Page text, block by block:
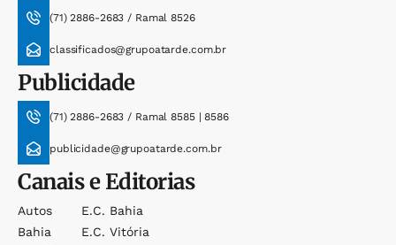
(71) 2886-2683 / Ramal 8526
classificados@grupoatarde.com.br
Publicidade
(71) 2886-2683 / Ramal 8585 | 8586
publicidade@grupoatarde.com.br
Canais e Editorias
Autos
Bahia
E.c. Bahia
E.c. Vitória